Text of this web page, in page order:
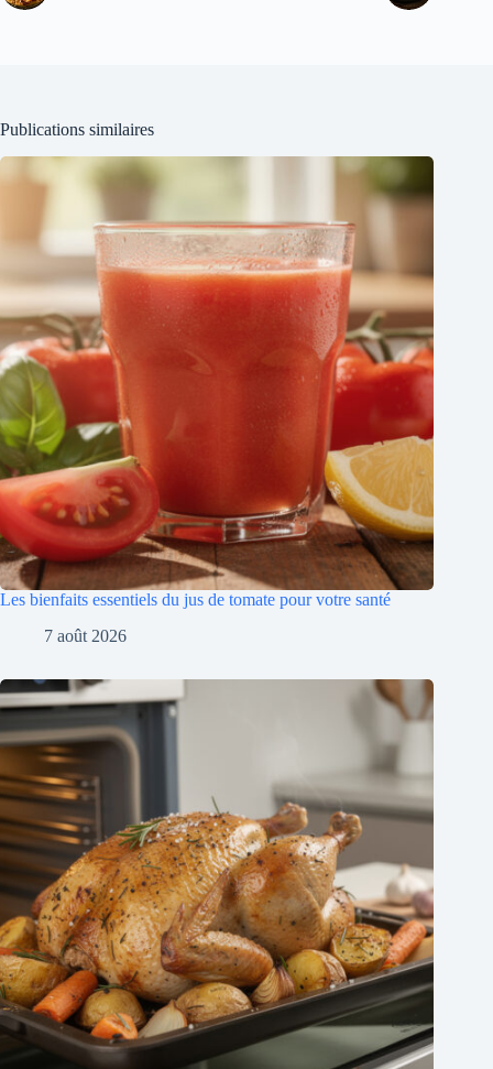
Publications similaires
Les bienfaits essentiels du jus de tomate pour votre santé
7 août 2026